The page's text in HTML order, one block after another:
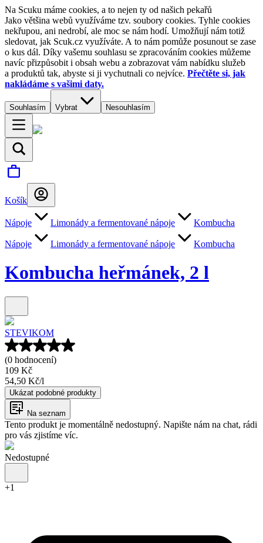
Na Scuku máme cookies, a to nejen ty od našich pekařů
Jako většina webů využíváme tzv. soubory cookies. Tyhle cookies
nekřupou, ani nedrobí, ale moc se nám hodí. Umožňují nám totiž
sledovat, jak Scuk.cz využíváte. A to nám pomůže posunout se zase
o kus dál. Díky vašemu souhlasu se zpracováním cookies můžeme
navíc přizpůsobit i obsah webu a zobrazovat vám nabídku služeb
a produktů tak, abyste si ji vychutnali co nejvíce. Přečtěte si, jak
nakládáme s vašimi daty.
Souhlasím Vybrat Nesouhlasím
Košík
Nápoje Limonády a fermentované nápoje Kombucha
Nápoje Limonády a fermentované nápoje Kombucha
Kombucha heřmánek, 2 l
STEVIKOM
(0 hodnocení)
109 Kč
54,50 Kč/l
Ukázat podobné produkty
Na seznam
Tento produkt je momentálně nedostupný. Napište nám na chat, rádi
pro vás zjistíme víc.
Nedostupné
+1